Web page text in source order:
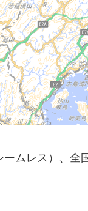
ムレス）、全